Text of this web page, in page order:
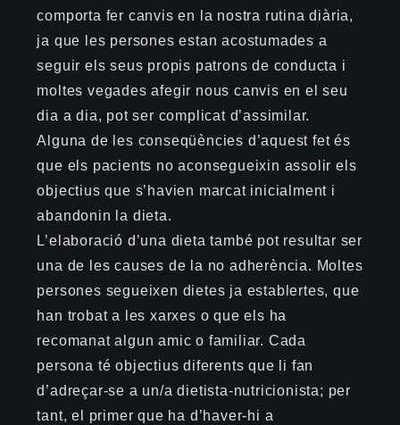
comporta fer canvis en la nostra rutina diària,
ja que les persones estan acostumades a
seguir els seus propis patrons de conducta i
moltes vegades afegir nous canvis en el seu
dia a dia, pot ser complicat d’assimilar.
Alguna de les conseqüències d’aquest fet és
que els pacients no aconsegueixin assolir els
objectius que s’havien marcat inicialment i
abandonin la dieta.
L’elaboració d’una dieta també pot resultar ser
una de les causes de la no adherència. Moltes
persones segueixen dietes ja establertes, que
han trobat a les xarxes o que els ha
recomanat algun amic o familiar. Cada
persona té objectius diferents que li fan
d’adreçar-se a un/a dietista-nutricionista; per
tant, el primer que ha d’haver-hi a